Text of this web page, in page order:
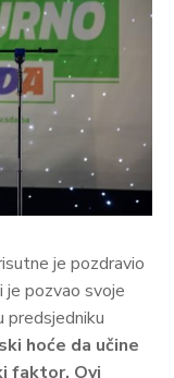
je pozdravio
je pozvao svoje
predsjedniku
hoće da učine
faktor. Ovi